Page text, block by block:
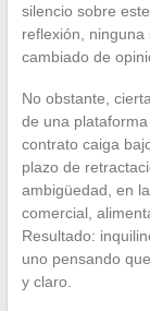
silencio sobre
reflexión,
cambiado de
No obstante,
de una
contrato caiga
plazo de
ambigüedad, en
comercial,
Resultado:
uno pensando
y claro.